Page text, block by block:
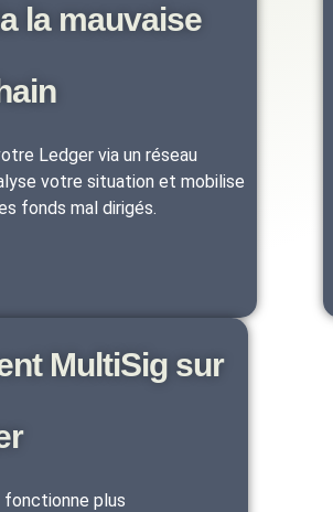
la mauvaise
Ledger via un réseau
votre situation et mobilise
fonds mal dirigés.
MultiSig sur
plus